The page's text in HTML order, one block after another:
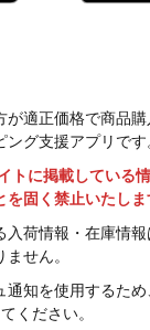
が適正価格で商品
グ支援アプリです
トに掲載している
固く禁止いたしま
入荷情報・在庫情
せん。
通知を使用するた
ください。